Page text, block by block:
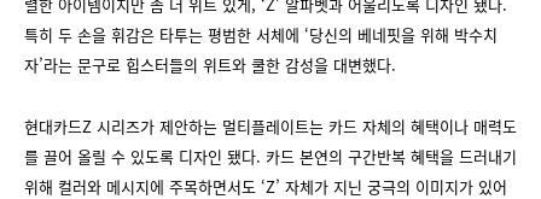
특히 두 손을 휘감은 타투는 평범한 서체에 ‘당신의 베네핏을 위해 박수치
자’라는 문구로 힙스터들의 위트와 쿨한 감성을 대변했다.
현대카드Z 시리즈가 제안하는 멀티플레이트는 카드 자체의 혜택이나 매력도
를 끌어 올릴 수 있도록 디자인 됐다. 카드 본연의 구간반복 혜택을 드러내기
위해 컬러와 메시지에 주목하면서도 ‘Z’ 자체가 지닌 궁극의 이미지가 있어